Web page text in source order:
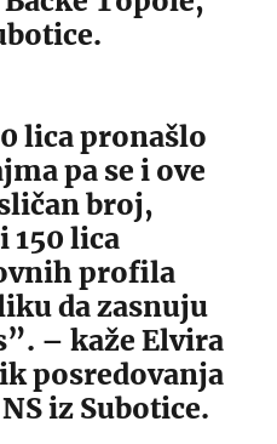
lica pronašlo
pa se i ove
broj,
150 lica
profila
da zasnuju
– kaže Elvira
posredovanja
iz Subotice.